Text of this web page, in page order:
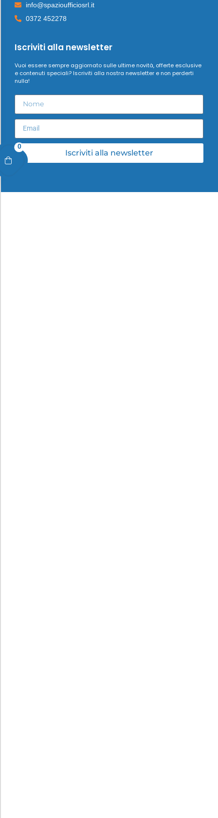
0
info@spazioufficiosrl.it
0372 452278
Iscriviti alla newsletter
Vuoi essere sempre aggiornato sulle ultime novità, offerte esclusive
e contenuti speciali? Iscriviti alla nostra newsletter e non perderti
nulla!
Iscriviti alla newsletter